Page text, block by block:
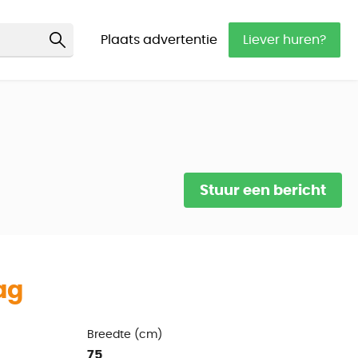
Plaats advertentie Liever huren?
Stuur een bericht
Breedte (cm)
75